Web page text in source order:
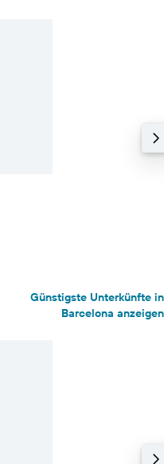
Günstigste Unterkünfte in
Barcelona anzeigen